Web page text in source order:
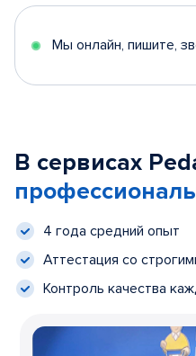
Мы онлайн, пишите,
В сервисах
4 года средний опыт
Аттестация со
Контроль качества